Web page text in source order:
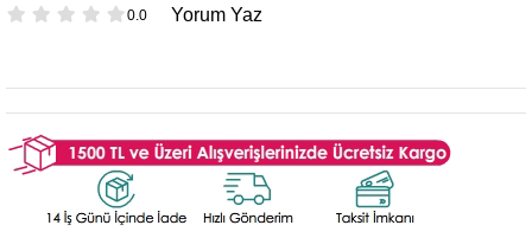
0.0 Yorum Yaz